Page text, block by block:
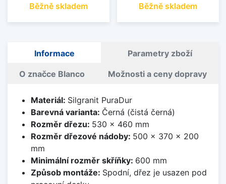
Běžně skladem Běžně skladem
Informace Parametry zboží
O značce Blanco Možnosti a ceny dopravy
Materiál: Silgranit PuraDur
Barevná varianta: Černá (čistá černá)
Rozměr dřezu: 530 x 460 mm
Rozměr dřezové nádoby: 500 x 370 x 200
mm
Minimální rozměr skříňky: 600 mm
Způsob montáže: Spodní, dřez je usazen pod